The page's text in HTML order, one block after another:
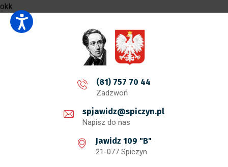
okk
(81) 757 70 44
Zadzwoń
spjawidz@spiczyn.pl
Napisz do nas
Jawidz 109 "B"
21-077 Spiczyn